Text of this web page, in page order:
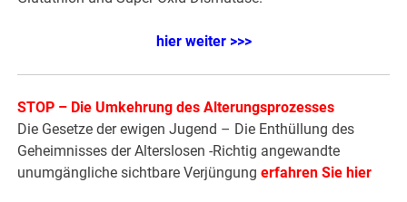
hier weiter >>>
STOP – Die Umkehrung des Alterungsprozesses
Die Gesetze der ewigen Jugend – Die Enthüllung des
Geheimnisses der Alterslosen -Richtig angewandte
unumgängliche sichtbare Verjüngungerfahren Sie hier